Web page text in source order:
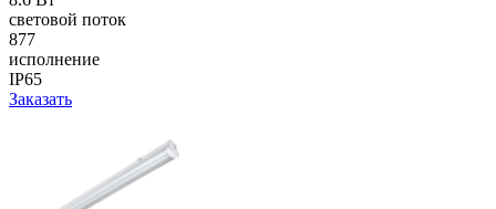
световой поток
877
исполнение
IP65
Заказать